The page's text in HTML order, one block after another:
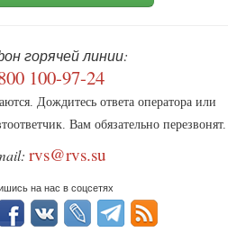
горячей линии:
100-97-24
Дождитесь ответа оператора или
Вам обязательно перезвонят.
rvs@rvs.su
на нас в соцсетях